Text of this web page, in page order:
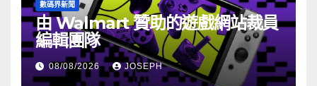
數碼界新聞
由 Walmart 贊助的遊戲網站裁員
編輯團隊
08/08/2026 JOSEPH